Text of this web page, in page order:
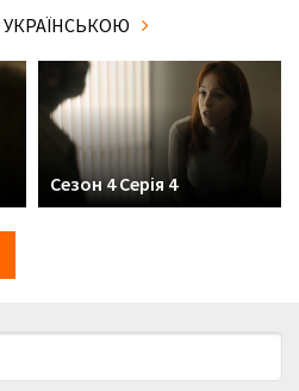
героєм. Не забудьте
мовою, у хорошій hd якості
УКРАЇНСЬКОЮ
Сезон 4 Серія 4